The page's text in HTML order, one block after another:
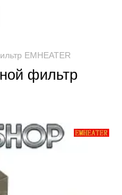
EMHEATER
фильтр